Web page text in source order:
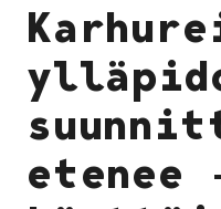
etenee